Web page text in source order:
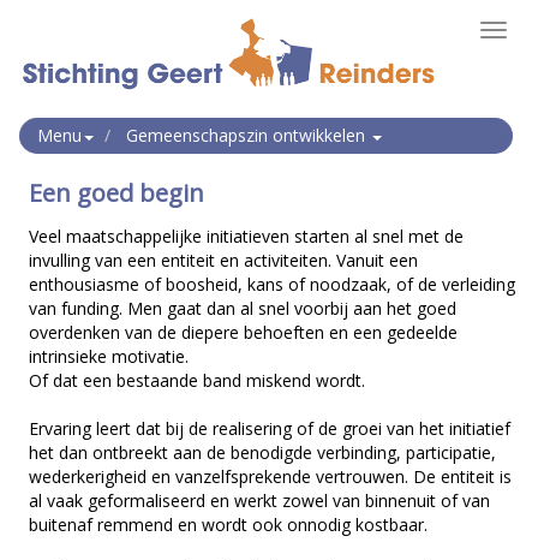
Menu Gemeenschapszin ontwikkelen
Een goed begin
Veel maatschappelijke initiatieven starten al snel met de
invulling van een entiteit en activiteiten. Vanuit een
enthousiasme of boosheid, kans of noodzaak, of de verleiding
van funding. Men gaat dan al snel voorbij aan het goed
overdenken van de diepere behoeften en een gedeelde
intrinsieke motivatie.
Of dat een bestaande band miskend wordt.
Ervaring leert dat bij de realisering of de groei van het initiatief
het dan ontbreekt aan de benodigde verbinding, participatie,
wederkerigheid en vanzelfsprekende vertrouwen. De entiteit is
al vaak geformaliseerd en werkt zowel van binnenuit of van
buitenaf remmend en wordt ook onnodig kostbaar.